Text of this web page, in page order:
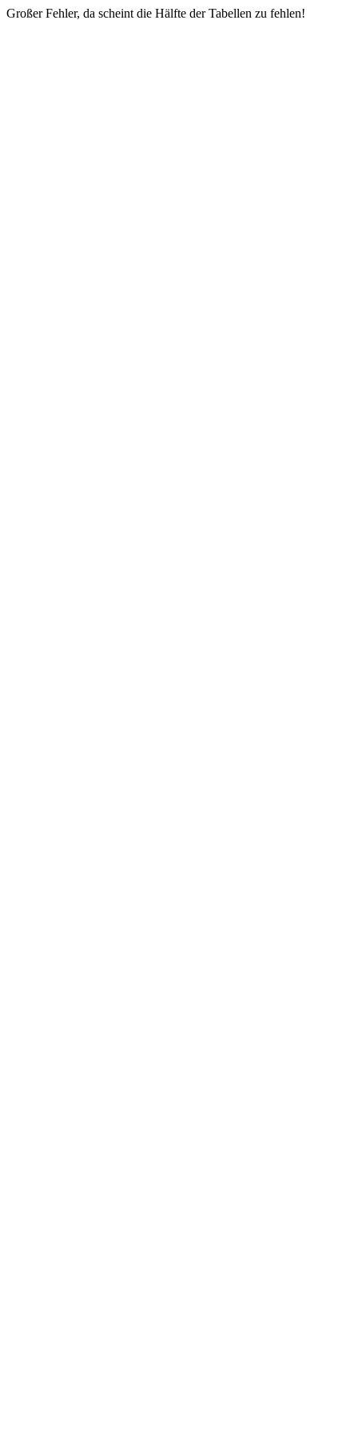
Großer Fehler, da scheint die Hälfte der Tabellen zu fehlen!